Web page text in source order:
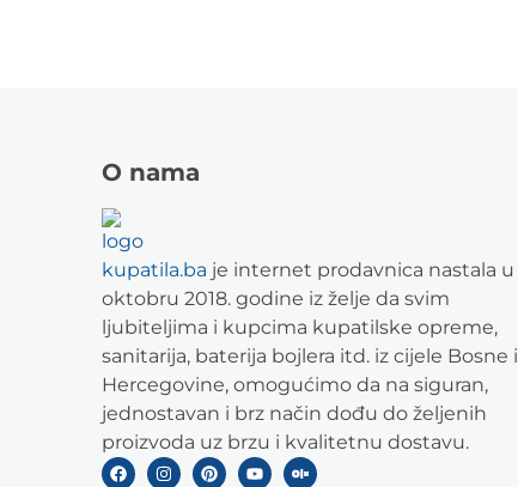
O nama
kupatila.ba je internet prodavnica nastala u
oktobru 2018. godine iz želje da svim
ljubiteljima i kupcima kupatilske opreme,
sanitarija, baterija bojlera itd. iz cijele Bosne i
Hercegovine, omogućimo da na siguran,
jednostavan i brz način dođu do željenih
proizvoda uz brzu i kvalitetnu dostavu.